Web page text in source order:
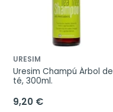
URESIM
Uresim Champú Árbol de
té, 300ml.
9,20 €